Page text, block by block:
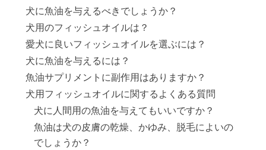
犬に魚油を与えるべきでしょうか？
犬用のフィッシュオイルは？
愛犬に良いフィッシュオイルを選ぶには？
犬に魚油を与えるには？
魚油サプリメントに副作用はありますか？
犬用フィッシュオイルに関するよくある質問
犬に人間用の魚油を与えてもいいですか？
魚油は犬の皮膚の乾燥、かゆみ、脱毛によいの
でしょうか？